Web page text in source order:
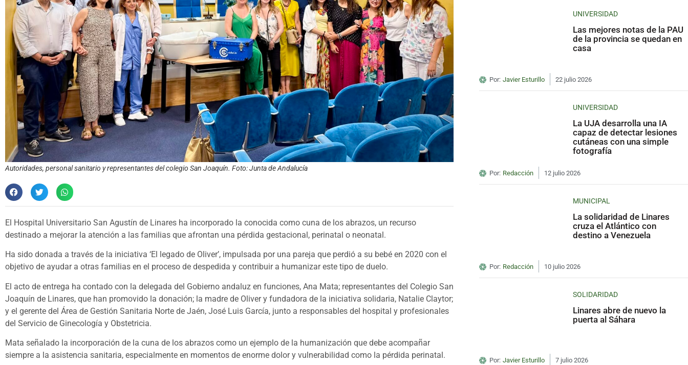
Autoridades, personal sanitario y representantes del colegio San Joaquín. Foto: Junta de Andalucía
El Hospital Universitario San Agustín de Linares ha incorporado la conocida como cuna de los abrazos, un recurso
destinado a mejorar la atención a las familias que afrontan una pérdida gestacional, perinatal o neonatal.
Ha sido donada a través de la iniciativa ‘El legado de Oliver’, impulsada por una pareja que perdió a su bebé en 2020 con el
objetivo de ayudar a otras familias en el proceso de despedida y contribuir a humanizar este tipo de duelo.
El acto de entrega ha contado con la delegada del Gobierno andaluz en funciones, Ana Mata; representantes del Colegio San
Joaquín de Linares, que han promovido la donación; la madre de Oliver y fundadora de la iniciativa solidaria, Natalie Claytor;
y el gerente del Área de Gestión Sanitaria Norte de Jaén, José Luis García, junto a responsables del hospital y profesionales
del Servicio de Ginecología y Obstetricia.
Mata señalado la incorporación de la cuna de los abrazos como un ejemplo de la humanización que debe acompañar
siempre a la asistencia sanitaria, especialmente en momentos de enorme dolor y vulnerabilidad como la pérdida perinatal.
UNIVERSIDAD
Las mejores notas de la PAU
de la provincia se quedan en
casa
Por: Javier Esturillo 22 julio 2026
UNIVERSIDAD
La UJA desarrolla una IA
capaz de detectar lesiones
cutáneas con una simple
fotografía
Por: Redacción 12 julio 2026
MUNICIPAL
La solidaridad de Linares
cruza el Atlántico con
destino a Venezuela
Por: Redacción 10 julio 2026
SOLIDARIDAD
Linares abre de nuevo la
puerta al Sáhara
Por: Javier Esturillo 7 julio 2026